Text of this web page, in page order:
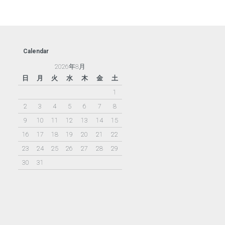
Calendar
2026年8月
日
月 火 水 木 金
土
1
2
3 4 5 6 7
8
9
10 11 12 13 14
15
16
17 18 19 20 21
22
23
24 25 26 27 28
29
30
31